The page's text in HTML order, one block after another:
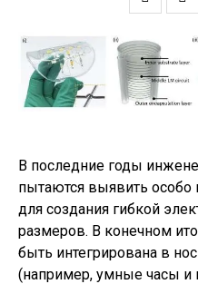
В последние годы
пытаются выявить
для создания гибкой
размеров. В конечном
быть интегрирована в
(например, умные часы и